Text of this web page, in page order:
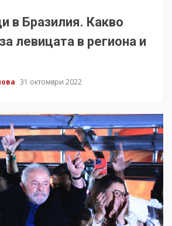
в Бразилия. Какво
левицата в региона и
31 октомври 2022